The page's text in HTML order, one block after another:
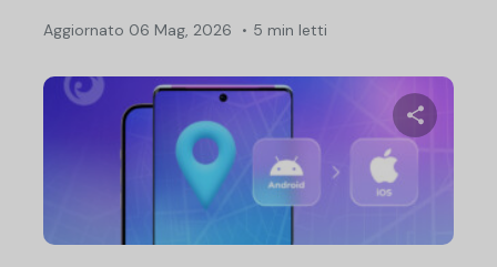
Aggiornato 06 Mag, 2026 5 min letti
Condividi